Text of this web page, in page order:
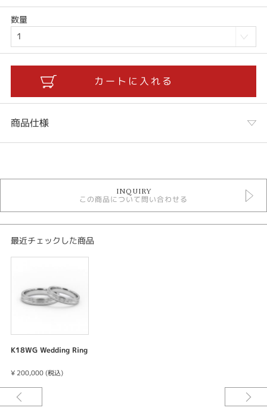
数量
商品仕様
結婚指輪
性別
紹介文
LUCIR-K BRIDAL オリジナルリング
専属のデザイナーと職人による、お客様からの声をもとに製作されたオリジ
ナルデザイン。貴金属等が高騰している現代において、高品質でありながら
お手頃の価格で指輪選びができます。当日お持ち帰り可能で、充実したアフ
ターサービス付き。
□通常価格 556,000円のところ、このペア限定で200,000円(税込)！
※規定内でのサイズ直し、刻印入れ可能
INQUIRY
この商品について問い合わせる
最近チェックした商品
K18WG Wedding Ring
¥ 200,000 (税込)